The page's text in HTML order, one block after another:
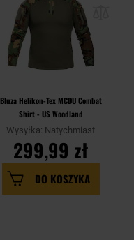
Bluza Helikon-Tex MCDU Combat
Shirt - US Woodland
Wysyłka: Natychmiast
299,99 zł
DO KOSZYKA